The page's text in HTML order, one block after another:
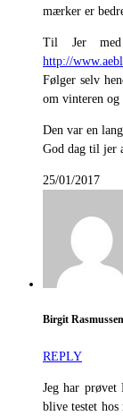
mærker er
Til Jer
http://
Følger selv
om vinteren og
Den var en lang
God dag til jer
25/01/2017
Birgit Rasmussen
REPLY
Jeg har
blive testet hos